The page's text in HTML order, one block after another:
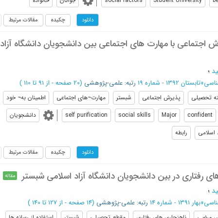
دانلود چکیده مقالات مرتبط
اجتماعی با مهارت های اجتماعی بین دانشجویان دانشگاه آزاد
؛
»تابستان 1392 - شماره 19 رتبه: علمی-پژوهشی (‎20 صفحه - از 91 تا 110 )
تحصیلی پذیرش اجتماعی شبستر مهارت¬های اجتماعی
اطمینان به¬ خود
confident
Major
social skills
self purification
دانشجویان
اسلامی
رابطه
دانلود چکیده مقالات مرتبط
رفتاری در بین دانشجویان دانشگاه آزاد اسلامی شبستر مقاله
؛
»بهار 1391 - شماره 14 رتبه: علمی-پژوهشی (‎14 صفحه - از 127 تا 140 )